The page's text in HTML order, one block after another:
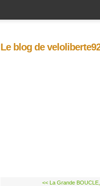
Le blog de
<< La Grande